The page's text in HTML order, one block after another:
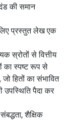
की समान
प्रस्तुत लेख एक
स्रोतों से वित्तीय
का स्पष्ट रूप से
हितों का संभावित
उपस्थिति पैदा कर
शैक्षिक